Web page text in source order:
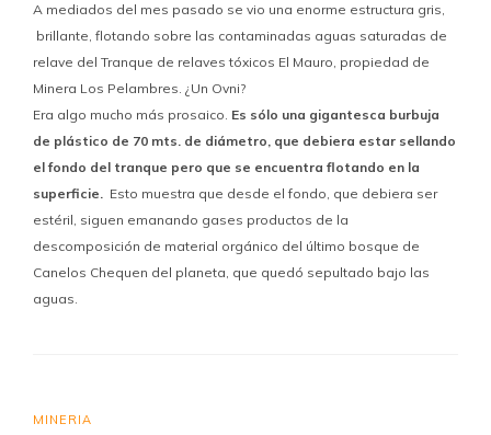
A mediados del mes pasado se vio una enorme estructura gris,
brillante, flotando sobre las contaminadas aguas saturadas de
relave del Tranque de relaves tóxicos El Mauro, propiedad de
Minera Los Pelambres. ¿Un Ovni?
Era algo mucho más prosaico. Es sólo una gigantesca burbuja
de plástico de 70 mts. de diámetro, que debiera estar sellando
el fondo del tranque pero que se encuentra flotando en la
superficie. Esto muestra que desde el fondo, que debiera ser
estéril, siguen emanando gases productos de la
descomposición de material orgánico del último bosque de
Canelos Chequen del planeta, que quedó sepultado bajo las
aguas.
MINERIA